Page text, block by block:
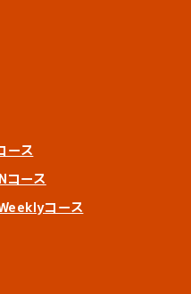
ース
コース
コース